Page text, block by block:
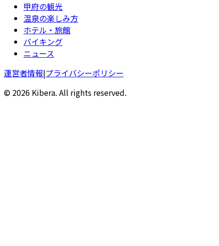
甲府の観光
温泉の楽しみ方
ホテル・旅館
バイキング
ニュース
運営者情報|プライバシーポリシー
© 2026 Kibera. All rights reserved.